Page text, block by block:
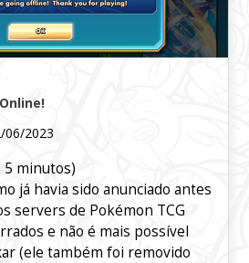
06/2023
5 minutos)
já havia sido anunciado antes
servers de Pokémon TCG
e não é mais possível
(ele também foi removido